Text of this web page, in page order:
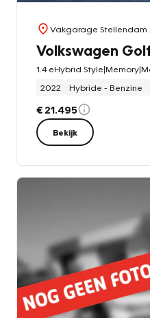
Vakgarage Stellendam
Volkswagen
2022
Hybride - Benzine
€ 21.495
Bekijk